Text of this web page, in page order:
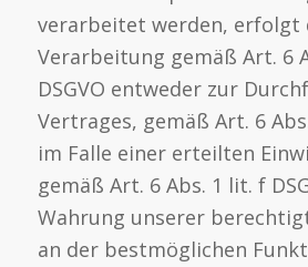
verarbeitet werden, erfolgt
Verarbeitung gemäß Art. 6
DSGVO entweder zur
Vertrages, gemäß Art. 6
im Falle einer erteilten
gemäß Art. 6 Abs. 1 lit. f
Wahrung unserer
an der bestmöglichen